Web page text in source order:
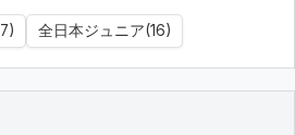
全日本ジュニア(16)